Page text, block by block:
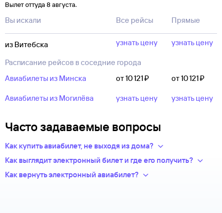
Вылет оттуда 8 августа.
Вы искали Все рейсы Прямые
из Витебска узнать цену узнать цену
Расписание рейсов в соседние города
Авиабилеты из Минска
от 10 ⁠121 ⁠₽ от 10 ⁠121 ⁠₽
Авиабилеты из Могилёва узнать цену узнать цену
Часто задаваемые вопросы
Как купить авиабилет, не выходя из дома?
Укажите в нужных полях маршрут, дату поездки и число
из предложений сотен авиакомпаний.
Как выглядит электронный билет и где его получить?
После оплаты на сайте, в базе данных авиакомпании
Как вернуть электронный авиабилет?